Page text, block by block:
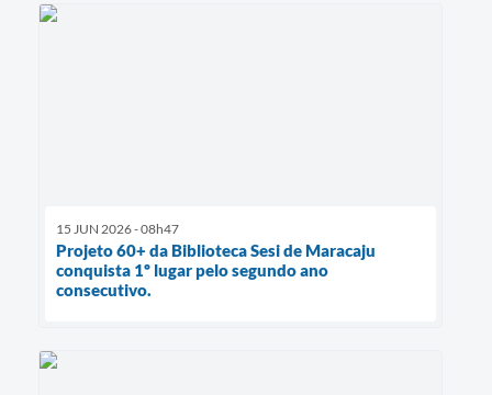
15 JUN 2026 - 08h47
Projeto 60+ da Biblioteca Sesi de Maracaju
conquista 1º lugar pelo segundo ano
consecutivo.